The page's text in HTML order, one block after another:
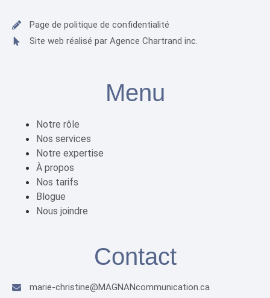
Page de politique de confidentialité
Site web réalisé par Agence Chartrand inc.
Menu
Notre rôle
Nos services
Notre expertise
À propos
Nos tarifs
Blogue
Nous joindre
Contact
marie-christine@MAGNANcommunication.ca​